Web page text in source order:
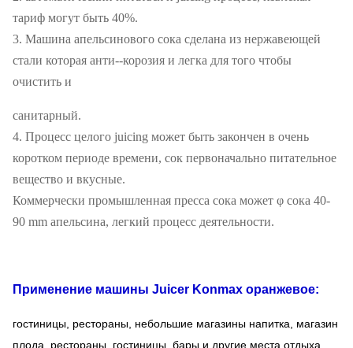
тариф могут быть 40%.
3. Машина апельсинового сока сделана из нержавеющей
стали которая анти--корозия и легка для того чтобы
очистить и
санитарный.
4. Процесс целого juicing может быть закончен в очень
коротком периоде времени, сок первоначально питательное
вещество и вкусные.
Коммерчески промышленная пресса сока может φ сока 40-
90 mm апельсина, легкий процесс деятельности.
Применение машины Juicer Konmax оранжевое:
гостиницы, рестораны, небольшие магазины напитка, магазин
плода, рестораны, гостиницы, бары и другие места отдыха.